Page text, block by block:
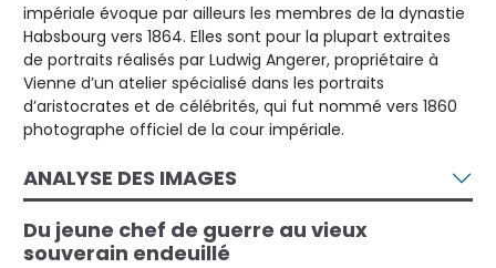
impériale évoque par ailleurs les membres de la dynastie
Habsbourg vers 1864. Elles sont pour la plupart extraites
de portraits réalisés par Ludwig Angerer, propriétaire à
Vienne d’un atelier spécialisé dans les portraits
d’aristocrates et de célébrités, qui fut nommé vers 1860
photographe officiel de la cour impériale.
ANALYSE DES IMAGES
Du jeune chef de guerre au vieux
souverain endeuillé